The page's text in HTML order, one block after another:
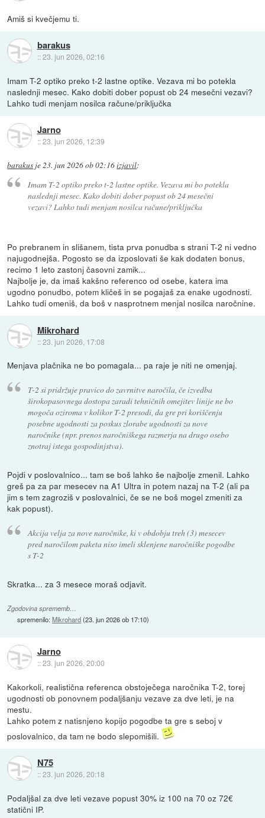
Amiš si kvečjemu ti.
barakus
::23. jun 2026, 02:16
Imam T-2 optiko preko t-2 lastne optike. Vezava mi bo potekla
naslednji mesec. Kako dobiti dober popust ob 24 mesečni vezavi?
Lahko tudi menjam nosilca račune/priključka
Jarno
::23. jun 2026, 12:39
barakus je23. jun 2026 ob 02:16izjavil:
Imam T-2 optiko preko t-2 lastne optike. Vezava mi bo potekla
naslednji mesec. Kako dobiti dober popust ob 24 mesečni
vezavi? Lahko tudi menjam nosilca račune/priključka
Po prebranem in slišanem, tista prva ponudba s strani T-2 ni vedno
najugodnejša. Pogosto se da izposlovati še kak dodaten bonus,
recimo 1 leto zastonj časovni zamik...
Najbolje je, da imaš kakšno referenco od osebe, katera ima
ugodno ponudbo, potem kličeš in se pogajaš za enake ugodnosti.
Lahko tudi omeniš, da boš v nasprotnem menjal nosilca naročnine.
Mikrohard
::23. jun 2026, 17:08
Menjava plačnika ne bo pomagala... pa raje je niti ne omenjaj.
T-2 si pridržuje pravico do zavrnitve naročila, če izvedba
širokopasovnega dostopa zaradi tehničnih omejitev linije ne bo
mogoča oziroma v kolikor T-2 presodi, da gre pri koriščenju
posebne ugodnosti za poskus zlorabe ugodnosti za nove
naročnike (npr. prenos naročniškega razmerja na drugo osebo
znotraj istega gospodinjstva).
Pojdi v poslovalnico... tam se boš lahko še najbolje zmenil. Lahko
greš pa za par mesecev na A1 Ultra in potem nazaj na T-2 (ali pa
jim s tem zagroziš v poslovalnici, če se ne boš mogel zmeniti za
kak popust).
Akcija velja za nove naročnike, ki v obdobju treh (3) mesecev
pred naročilom paketa niso imeli sklenjene naročniške pogodbe
s T-2
Skratka... za 3 mesece moraš odjavit.
Zgodovina sprememb…
spremenilo:Mikrohard(23. jun 2026 ob 17:10)
Jarno
::23. jun 2026, 20:00
Kakorkoli, realistična referenca obstoječega naročnika T-2, torej
ugodnosti ob ponovnem podaljšanju vezave za dve leti, je na
mestu.
Lahko potem z natisnjeno kopijo pogodbe ta gre s seboj v
poslovalnico, da tam ne bodo slepomišili.
N75
::23. jun 2026, 20:18
Podaljšal za dve leti vezave popust 30% iz 100 na 70 oz 72€
statični IP.